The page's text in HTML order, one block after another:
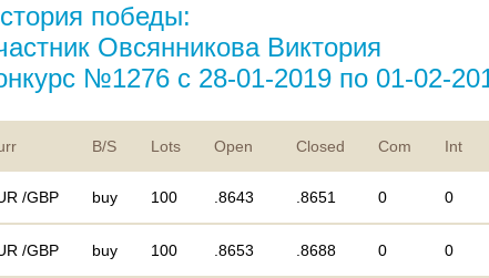
победы:
Овсянникова Виктория
№1276 с 28-01-2019 по 01-02-
B/S Lots Open Closed Com Int
/GBP buy 100 .8643 .8651 0 0
/GBP buy 100 .8653 .8688 0 0